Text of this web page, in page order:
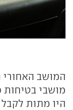
המושב
מושבי בטיחות
היו מתות